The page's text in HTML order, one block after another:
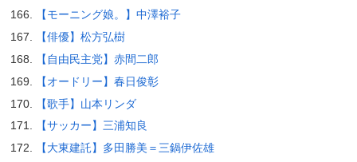
【モーニング娘。】中澤裕子
【俳優】松方弘樹
【自由民主党】赤間二郎
【オードリー】春日俊彰
【歌手】山本リンダ
【サッカー】三浦知良
【大東建託】多田勝美＝三鍋伊佐雄